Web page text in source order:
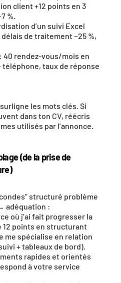
client +12 points en 3
%.
d’un suivi Excel
de traitement −25 %,
40 rendez-vous/mois en
téléphone, taux de réponse
les mots clés. Si
dans ton CV, réécris
utilisés par l’annonce.
(de la prise de
structuré problème
adéquation :
où j’ai fait progresser la
points en structurant
me spécialise en relation
+ tableaux de bord).
rapides et orientés
à votre service